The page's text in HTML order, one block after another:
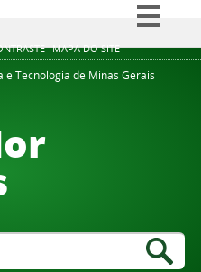
MAPA DO SITE
Simplifique!
Comunica BR
e Tecnologia de Minas Gerais